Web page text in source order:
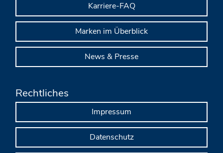
Karriere-FAQ
Marken im Überblick
News & Presse
Rechtliches
Impressum
Datenschutz